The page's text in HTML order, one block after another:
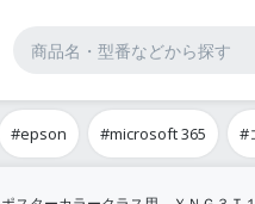
#epson #microsoft 365 #